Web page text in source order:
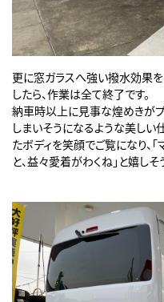
更に窓ガラスへ強い撥水効果
したら、作業は全て終了です。
納車時以上に見事な煌めきが
しまいそうになるような美しい
たボディを笑顔でご覧になり、
と、益々愛着がわくね」と嬉しそ